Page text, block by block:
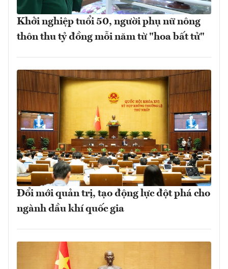
Khởi nghiệp tuổi 50, người phụ nữ nông
thôn thu tỷ đồng mỗi năm từ "hoa bất tử"
Đổi mới quản trị, tạo động lực đột phá cho
ngành dầu khí quốc gia